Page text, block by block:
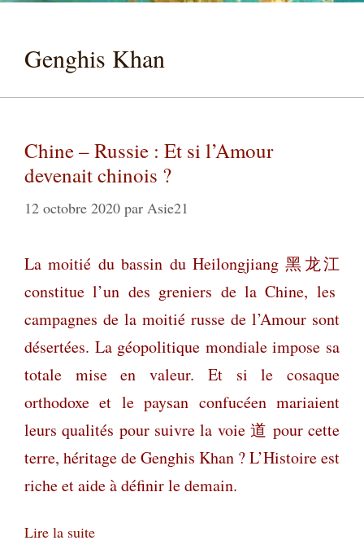
Genghis Khan
Chine – Russie : Et si l’Amour
devenait chinois ?
12 octobre 2020 par Asie21
La moitié du bassin du Heilongjiang黑龙江
constitue l’un des greniers de la Chine, les
campagnes de la moitié russe de l’Amour sont
désertées. La géopolitique mondiale impose sa
totale mise en valeur. Et si le cosaque
orthodoxe et le paysan confucéen mariaient
leurs qualités pour suivre la voie 道 pour cette
terre, héritage de Genghis Khan ? L’Histoire est
riche et aide à définir le demain.
Lire la suite